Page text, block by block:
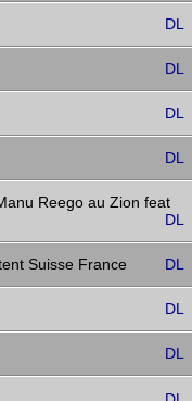
DL
DL
DL
DL
Reego au Zion feat
DL
Suisse France DL
DL
DL